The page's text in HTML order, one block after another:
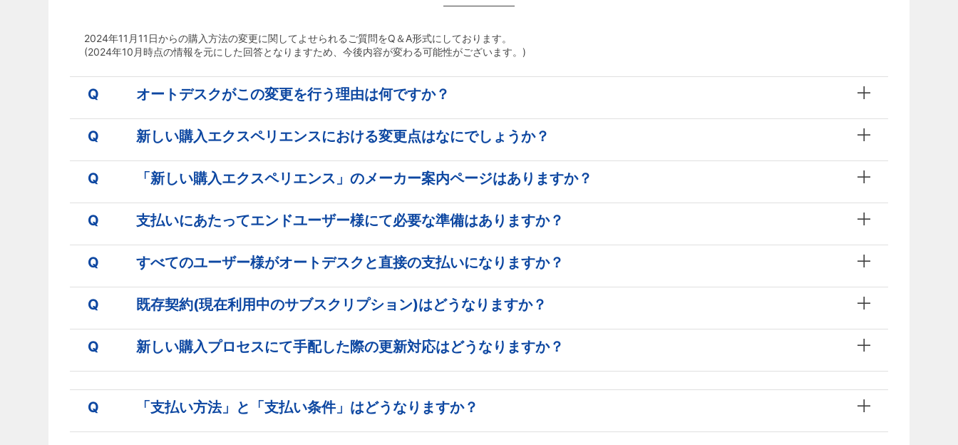
2024年11月11日からの購入方法の変更に関してよせられるご質問をQ＆A形式にしております。
(2024年10月時点の情報を元にした回答となりますため、今後内容が変わる可能性がございます。)
Q オートデスクがこの変更を行う理由は何ですか？
Q 新しい購入エクスペリエンスにおける変更点はなにでしょうか？
Q 「新しい購入エクスペリエンス」のメーカー案内ページはありますか？
Q 支払いにあたってエンドユーザー様にて必要な準備はありますか？
Q すべてのユーザー様がオートデスクと直接の支払いになりますか？
Q 既存契約(現在利用中のサブスクリプション)はどうなりますか？
Q 新しい購入プロセスにて手配した際の更新対応はどうなりますか？
Q 「支払い方法」と「支払い条件」はどうなりますか？